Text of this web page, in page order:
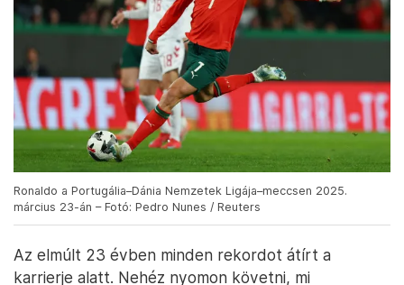
Ronaldo a Portugália–Dánia Nemzetek Ligája–meccsen 2025.
március 23-án – Fotó: Pedro Nunes / Reuters
Az elmúlt 23 évben minden rekordot átírt a
karrierje alatt. Nehéz nyomon követni, mi